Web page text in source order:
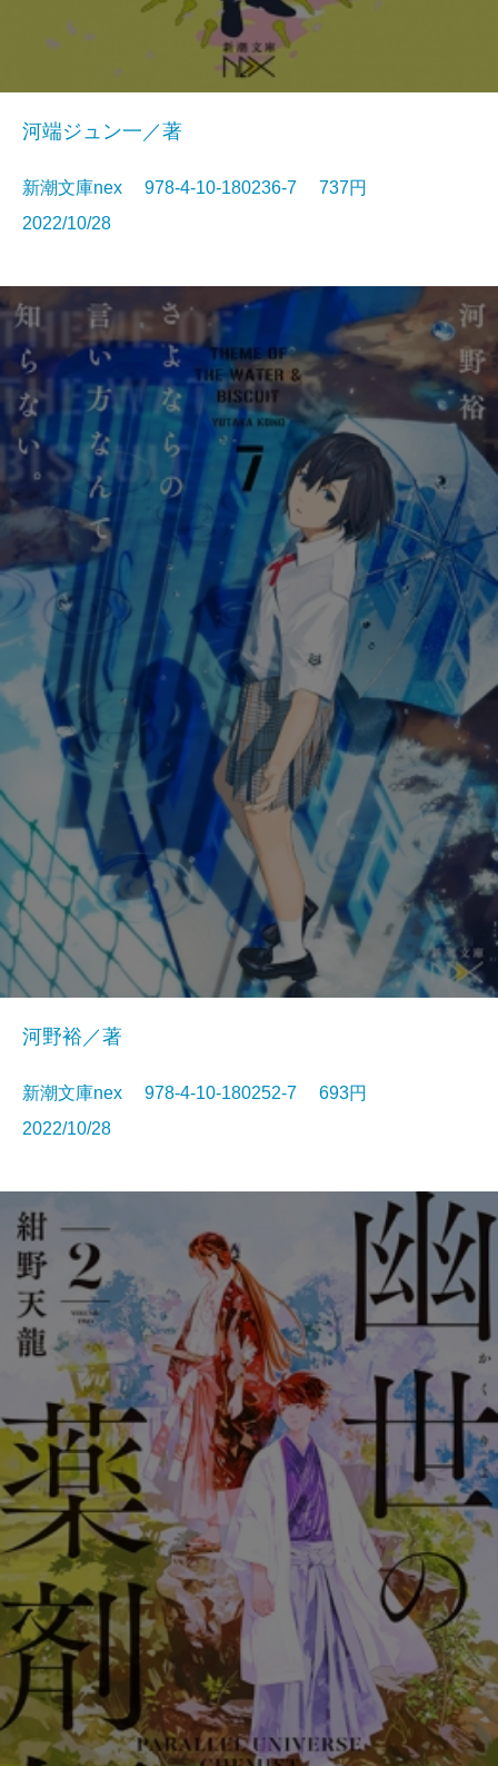
河端ジュン一／著
新潮文庫nex 978-4-10-180236-7 737円
2022/10/28
河野裕／著
新潮文庫nex 978-4-10-180252-7 693円
2022/10/28